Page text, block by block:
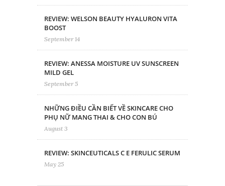
REVIEW: WELSON BEAUTY HYALURON VITA
BOOST
September 14
REVIEW: ANESSA MOISTURE UV SUNSCREEN
MILD GEL
September 5
NHỮNG ĐIỀU CẦN BIẾT VỀ SKINCARE CHO
PHỤ NỮ MANG THAI & CHO CON BÚ
August 3
REVIEW: SKINCEUTICALS C E FERULIC SERUM
May 25